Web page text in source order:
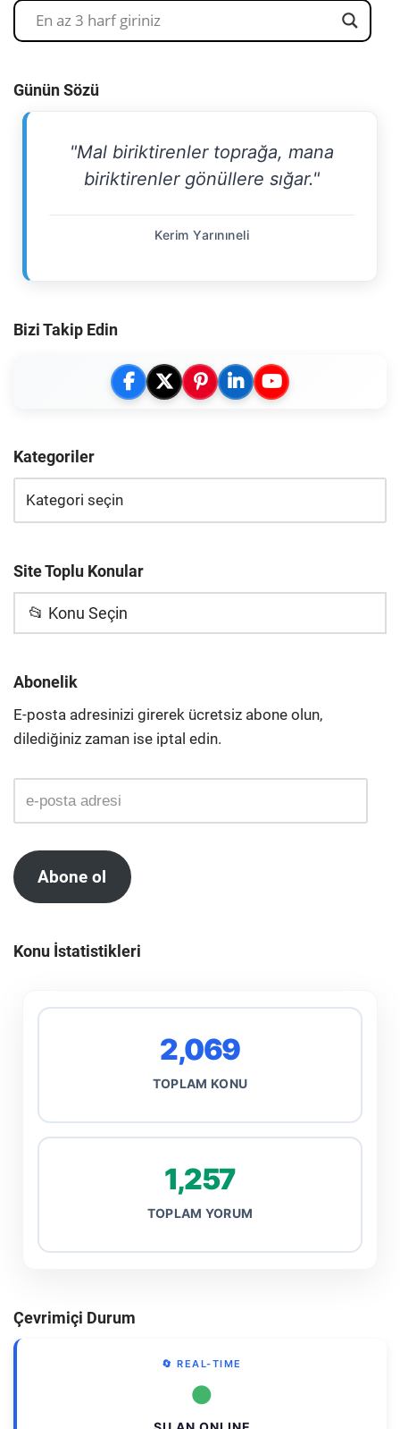
Günün Sözü
"Mal biriktirenler toprağa, mana
biriktirenler gönüllere sığar."
Kerim Yarınıneli
Bizi Takip Edin
Kategoriler
Site Toplu Konular
📂 Konu Seçin
Abonelik
E-posta adresinizi girerek ücretsiz abone olun,
dilediğiniz zaman ise iptal edin.
Abone ol
Konu İstatistikleri
2,069
TOPLAM KONU
1,257
TOPLAM YORUM
Çevrimiçi Durum
🔄 REAL-TIME
●